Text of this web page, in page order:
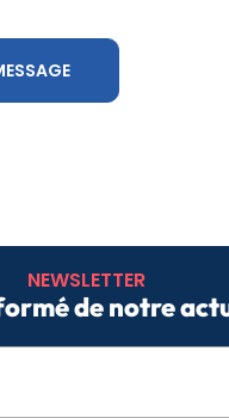
NEWSLETTER
de notre